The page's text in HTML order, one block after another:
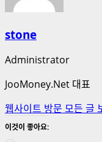
stone
Administrator
JooMoney.Net 대표
웹사이트 방문 모든 글
이것이 좋아요: